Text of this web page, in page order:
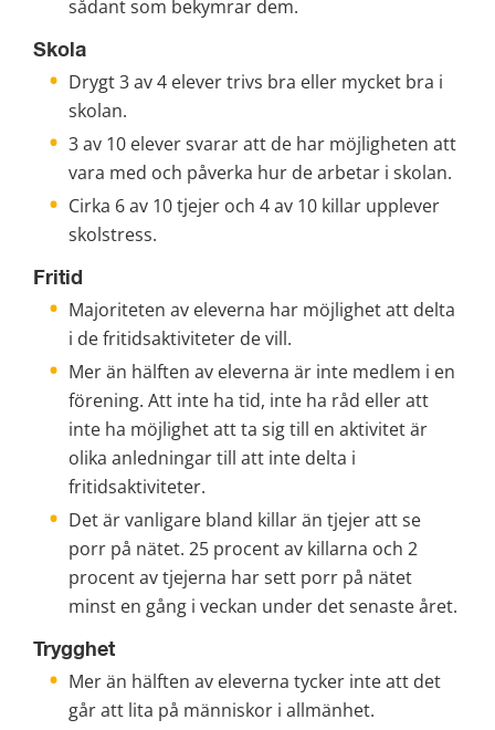
sådant som bekymrar dem.
Skola
Drygt 3 av 4 elever trivs bra eller mycket bra i
skolan.
3 av 10 elever svarar att de har möjligheten att
vara med och påverka hur de arbetar i skolan.
Cirka 6 av 10 tjejer och 4 av 10 killar upplever
skolstress.
Fritid
Majoriteten av eleverna har möjlighet att delta
i de fritidsaktiviteter de vill.
Mer än hälften av eleverna är inte medlem i en
förening. Att inte ha tid, inte ha råd eller att
inte ha möjlighet att ta sig till en aktivitet är
olika anledningar till att inte delta i
fritidsaktiviteter.
Det är vanligare bland killar än tjejer att se
porr på nätet. 25 procent av killarna och 2
procent av tjejerna har sett porr på nätet
minst en gång i veckan under det senaste året.
Trygghet
Mer än hälften av eleverna tycker inte att det
går att lita på människor i allmänhet.